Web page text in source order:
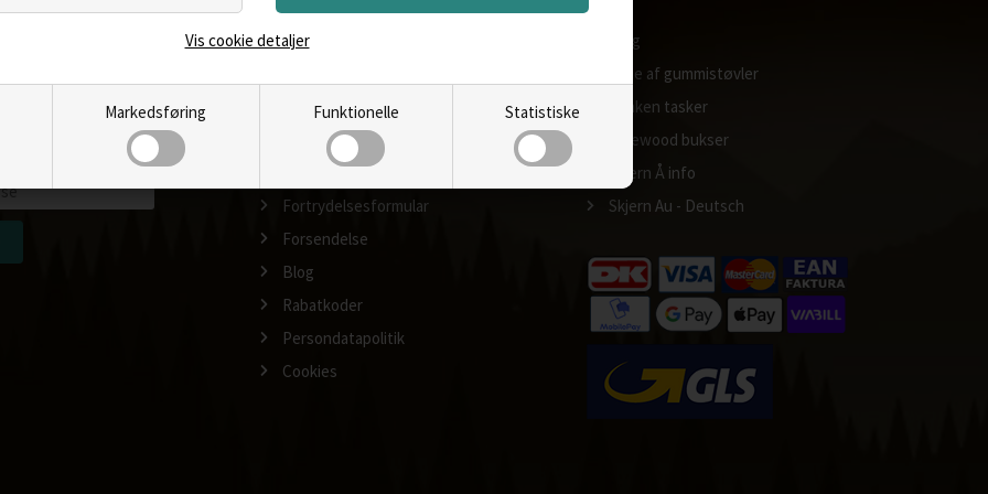
Markedsføring Funktionelle Statistiske
Vis cookie detaljer
fra Outdoornu.dk og
til enhver tid afmeldes.
Forside
Om os
Handelsbetingelser
Returnering / ombytning
Fortrydelsesformular
Forsendelse
Blog
Rabatkoder
Persondatapolitik
Cookies
Blog
Pleje af gummistøvler
Kånken tasker
Pinewood bukser
Skjern Å info
Skjern Au - Deutsch